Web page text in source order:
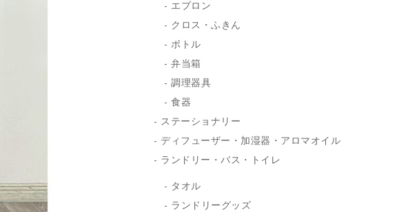
エプロン
クロス・ふきん
ボトル
弁当箱
調理器具
食器
ステーショナリー
ディフューザー・加湿器・アロマオイル
ランドリー・バス・トイレ
タオル
ランドリーグッズ